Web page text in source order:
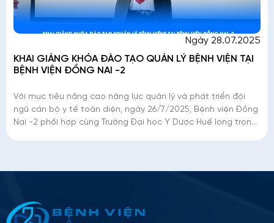
Ngày 28.07.2025
KHAI GIẢNG KHÓA ĐÀO TẠO QUẢN LÝ BỆNH VIỆN TẠI
BỆNH VIỆN ĐỒNG NAI -2
Với mục tiêu nâng cao năng lực quản lý và phát triển đội
ngũ cán bộ y tế toàn diện, ngày 26/7/2025, Bệnh viện Đồng
Nai -2 phối hợp cùng Trường Đại học Y Dược Huế long trọng